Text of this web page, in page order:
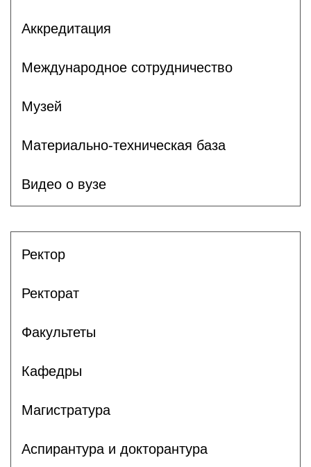
Аккредитация
Международное сотрудничество
Музей
Материально-техническая база
Видео о вузе
Ректор
Ректорат
Факультеты
Кафедры
Магистратура
Аспирантура и докторантура